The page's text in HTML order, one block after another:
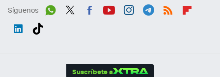
Síguenos
Suscríbete a